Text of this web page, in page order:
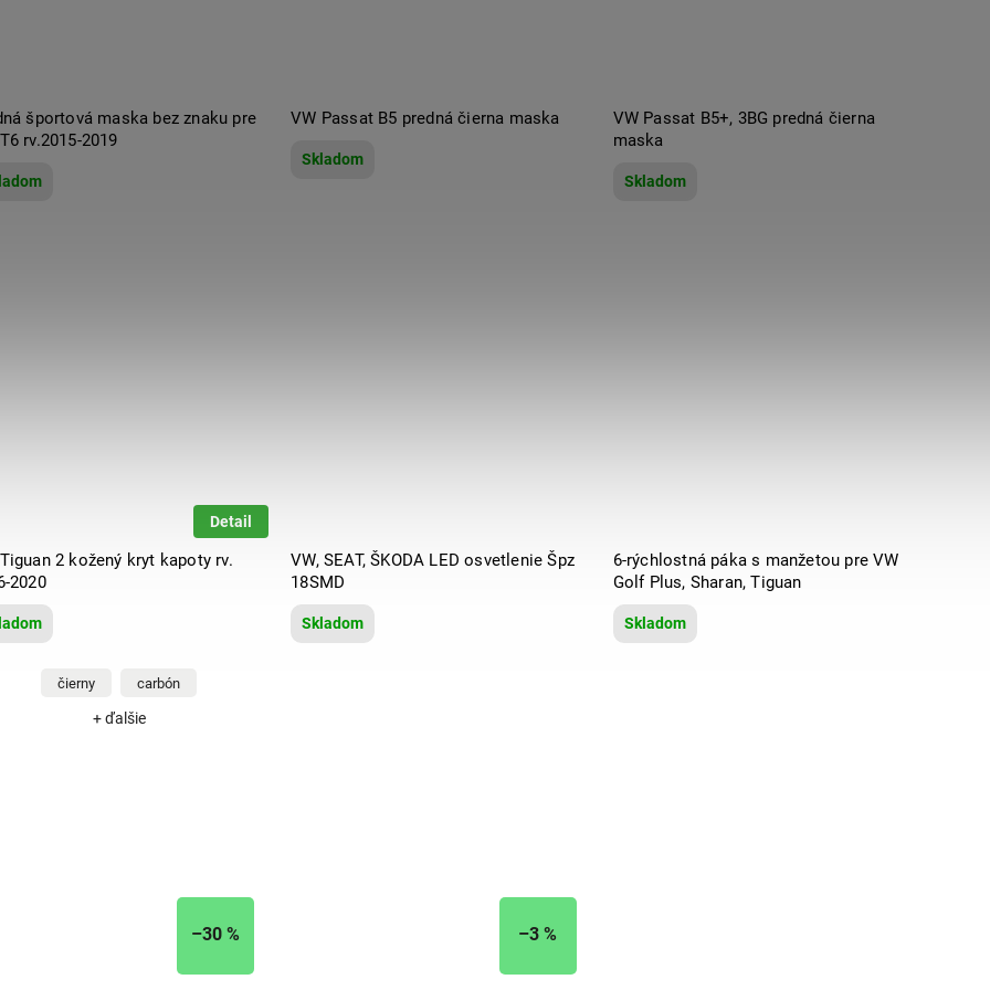
športová maska bez znaku pre
rv.2015-2019
VW Passat B5 predná čierna maska
Skladom
VW Passat B5+, 3BG predná čierna
maska
Skladom
2 kožený kryt kapoty rv.
2020
Detail
čierny carbón
+ ďalšie
VW, SEAT, ŠKODA LED osvetlenie Špz
18SMD
Skladom
6-rýchlostná páka s manžetou pre VW
Golf Plus, Sharan, Tiguan
Skladom
–30 % –3 %